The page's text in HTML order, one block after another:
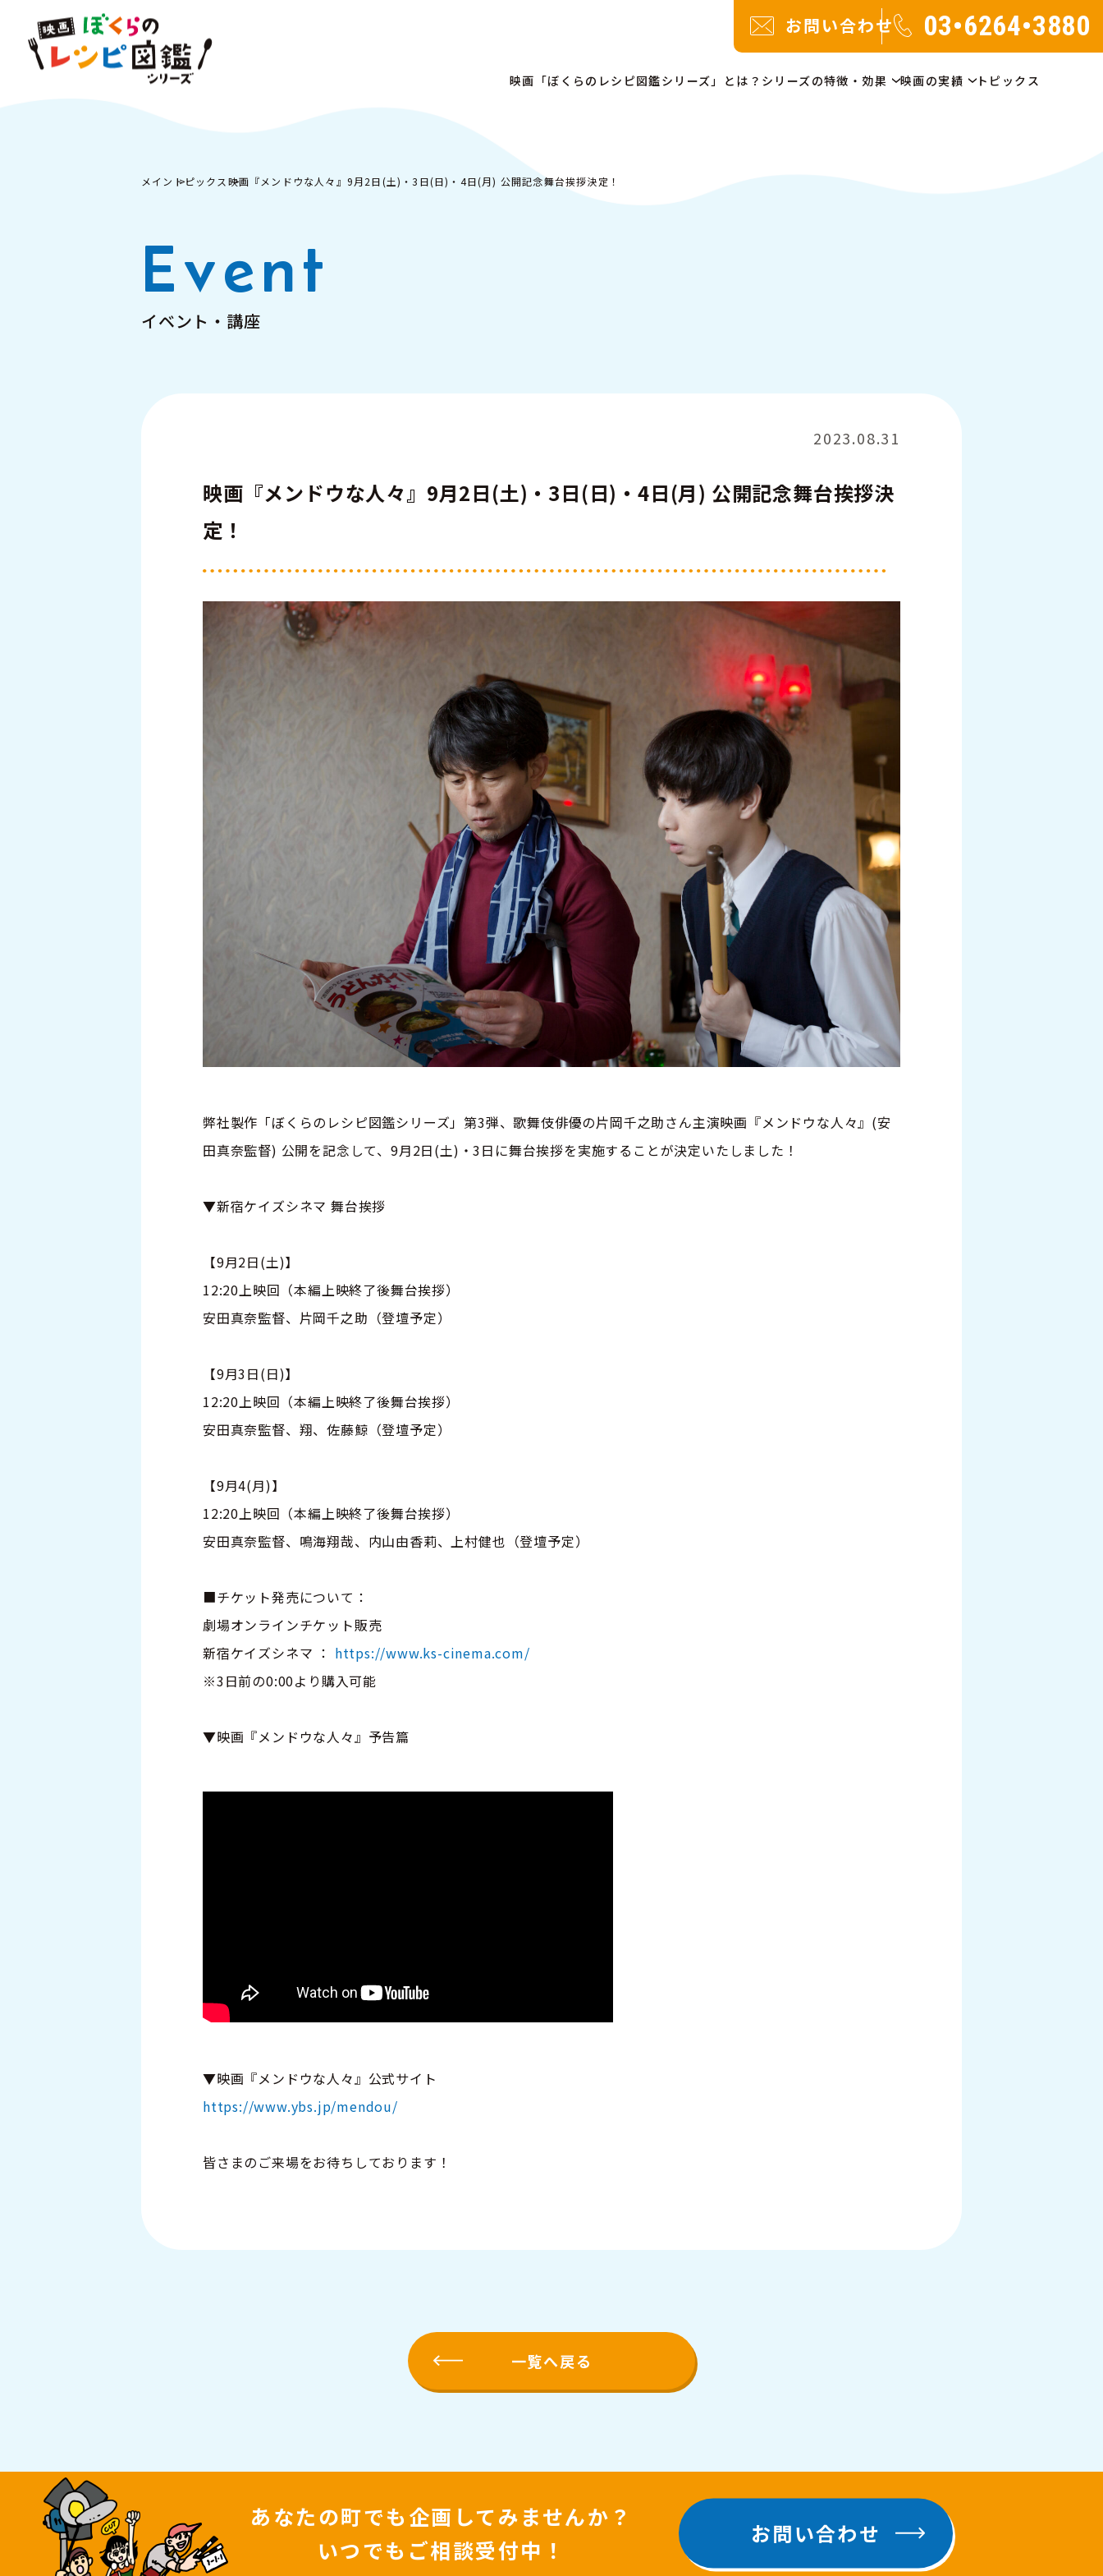
お問い合わせ 03•6264•3880
映画「ぼくらのレシピ図鑑シリーズ」とは？ シリーズの特徴・効果 映画の実績 トピックス
メイン トピックス 映画『メンドウな人々』9月2日(土)・3日(日)・4日(月) 公開記念舞台挨拶決定！
Event
イベント・講座
2023.08.31
映画『メンドウな人々』9月2日(土)・3日(日)・4日(月) 公開記念舞台挨拶決
定！
弊社製作「ぼくらのレシピ図鑑シリーズ」第3弾、歌舞伎俳優の片岡千之助さん主演映画『メンドウな人々』(安
田真奈監督) 公開を記念して、9月2日(土)・3日に舞台挨拶を実施することが決定いたしました！
▼新宿ケイズシネマ 舞台挨拶
【9月2日(土)】
12:20上映回（本編上映終了後舞台挨拶）
安田真奈監督、片岡千之助（登壇予定）
【9月3日(日)】
12:20上映回（本編上映終了後舞台挨拶）
安田真奈監督、翔、佐藤鯨（登壇予定）
【9月4(月)】
12:20上映回（本編上映終了後舞台挨拶）
安田真奈監督、鳴海翔哉、内山由香莉、上村健也（登壇予定）
■チケット発売について：
劇場オンラインチケット販売
新宿ケイズシネマ ： https://www.ks-cinema.com/
※3日前の0:00より購入可能
▼映画『メンドウな人々』予告篇
▼映画『メンドウな人々』公式サイト
https://www.ybs.jp/mendou/
皆さまのご来場をお待ちしております！
一覧へ戻る
あなたの町でも企画してみませんか？
いつでもご相談受付中！
お問い合わせ